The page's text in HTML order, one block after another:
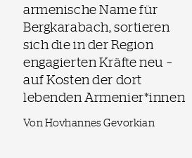
armenische Name für
Bergkarabach, sortieren
sich die in der Region
engagierten Kräfte neu –
auf Kosten der dort
lebenden Armenier*innen
Von Hovhannes Gevorkian